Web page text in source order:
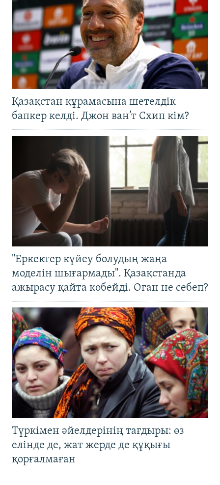
Қазақстан құрамасына шетелдік
бапкер келді. Джон ван’т Схип кім?
"Еркектер күйеу болудың жаңа
моделін шығармады". Қазақстанда
ажырасу қайта көбейді. Оған не себеп?
Түркімен әйелдерінің тағдыры: өз
елінде де, жат жерде де құқығы
қорғалмаған